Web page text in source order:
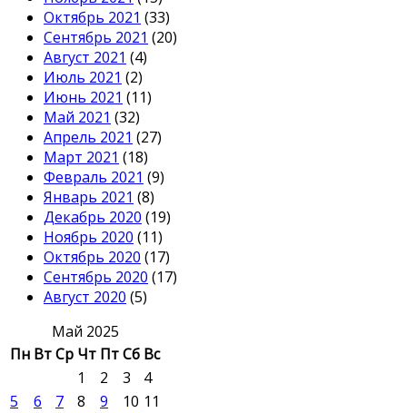
Октябрь 2021 (33)
Сентябрь 2021 (20)
Август 2021 (4)
Июль 2021 (2)
Июнь 2021 (11)
Май 2021 (32)
Апрель 2021 (27)
Март 2021 (18)
Февраль 2021 (9)
Январь 2021 (8)
Декабрь 2020 (19)
Ноябрь 2020 (11)
Октябрь 2020 (17)
Сентябрь 2020 (17)
Август 2020 (5)
Май 2025
Пн ВтСр Чт ПтСб Вс
1
2 3
4
5
6 7 8 9 10 11